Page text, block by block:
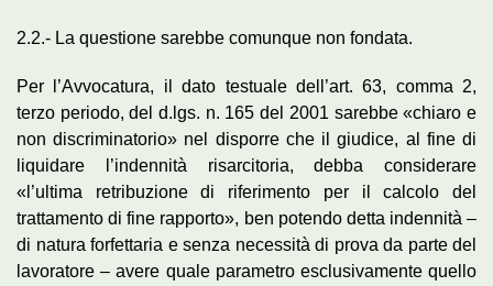
2.2.- La questione sarebbe comunque non fondata.
Per l’Avvocatura, il dato testuale dell’art. 63, comma 2,
terzo periodo, del d.lgs. n. 165 del 2001 sarebbe «chiaro e
non discriminatorio» nel disporre che il giudice, al fine di
liquidare l’indennità risarcitoria, debba considerare
«l’ultima retribuzione di riferimento per il calcolo del
trattamento di fine rapporto», ben potendo detta indennità –
di natura forfettaria e senza necessità di prova da parte del
lavoratore – avere quale parametro esclusivamente quello